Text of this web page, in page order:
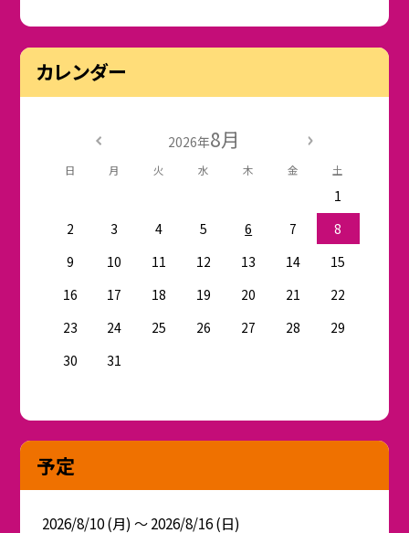
カレンダー
2026年8月
日 月 火 水 木 金 土
1
2
3 4 5 6 7
8
9
10 11 12 13 14
15
16
17 18 19 20 21
22
23
24 25 26 27 28
29
30
31
予定
2026/8/10 (月) ～ 2026/8/16 (日)